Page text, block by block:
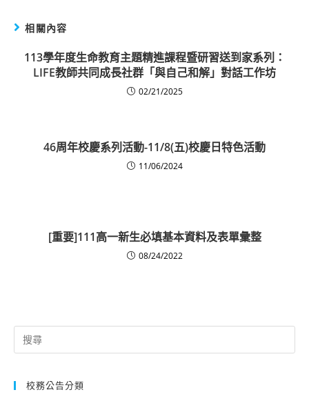
相關內容
113學年度生命教育主題精進課程暨研習送到家系列：
LIFE教師共同成長社群「與自己和解」對話工作坊
02/21/2025
46周年校慶系列活動-11/8(五)校慶日特色活動
11/06/2024
[重要]111高一新生必填基本資料及表單彙整
08/24/2022
Search
for:
校務公告分類